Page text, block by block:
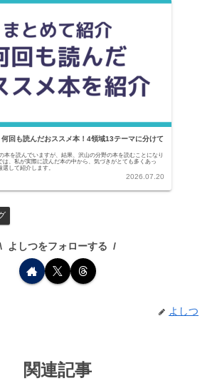
何回も読んだおススメ本！4領域13テーマに分けて
本を読んでいますが、結果、沢山の分野の本を読むことになり
は、私が実際に読んだ本の中から、気づきがとても多くあっ
して紹介します。
2026.07.20
よしつをフォローする
よしつ
関連記事